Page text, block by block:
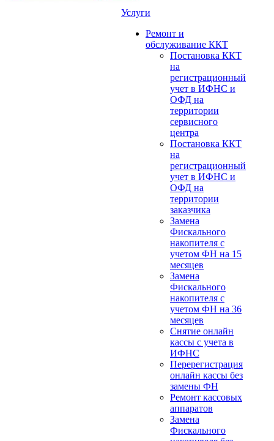
Услуги
Ремонт и
обслуживание ККТ
Постановка ККТ
на
регистрационный
учет в ИФНС и
ОФД на
территории
сервисного
центра
Постановка ККТ
на
регистрационный
учет в ИФНС и
ОФД на
территории
заказчика
Замена
Фискального
накопителя с
учетом ФН на 15
месяцев
Замена
Фискального
накопителя с
учетом ФН на 36
месяцев
Снятие онлайн
кассы с учета в
ИФНС
Перерегистрация
онлайн кассы без
замены ФН
Ремонт кассовых
аппаратов
Замена
Фискального